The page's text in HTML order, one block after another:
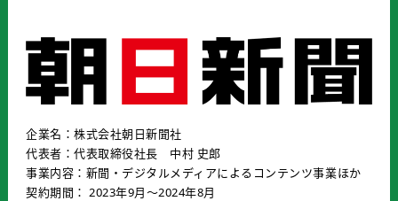
企業名：株式会社朝日新聞社
代表者：代表取締役社長 中村 史郎
事業内容：新聞・デジタルメディアによるコンテンツ事業ほか
契約期間： 2023年9月〜2024年8月